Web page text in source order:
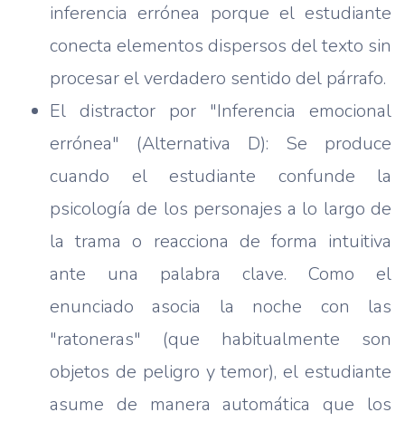
inferencia errónea porque el estudiante
conecta elementos dispersos del texto sin
procesar el verdadero sentido del párrafo.
El distractor por "Inferencia emocional
errónea" (Alternativa D): Se produce
cuando el estudiante confunde la
psicología de los personajes a lo largo de
la trama o reacciona de forma intuitiva
ante una palabra clave. Como el
enunciado asocia la noche con las
"ratoneras" (que habitualmente son
objetos de peligro y temor), el estudiante
asume de manera automática que los